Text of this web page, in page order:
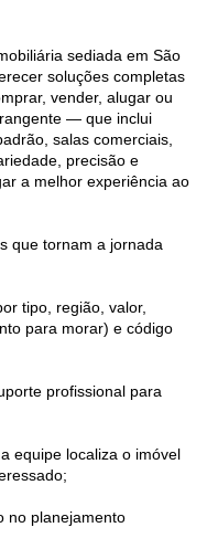
sediada em São
soluções completas
vender, alugar ou
— que inclui
salas comerciais,
precisão e
a melhor experiência ao
que tornam a jornada
tipo, região, valor,
para morar) e código
profissional para
equipe localiza o imóvel
no planejamento